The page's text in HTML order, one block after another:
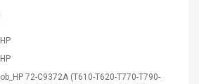
HP
HP
ob_HP 72-C9372A (T610-T620-T770-T790-